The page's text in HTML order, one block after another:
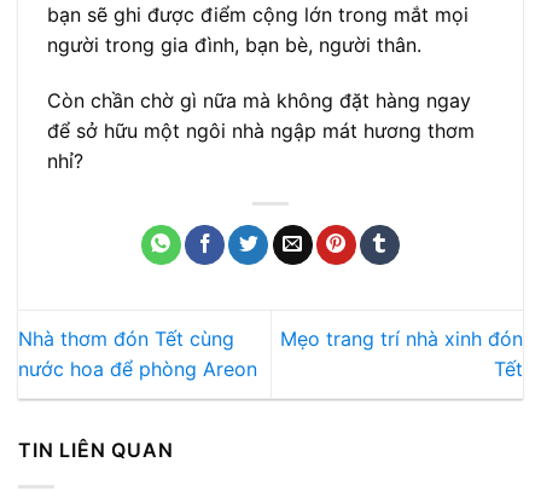
bạn sẽ ghi được điểm cộng lớn trong mắt mọi
người trong gia đình, bạn bè, người thân.
Còn chần chờ gì nữa mà không đặt hàng ngay
để sở hữu một ngôi nhà ngập mát hương thơm
nhỉ?
Nhà thơm đón Tết cùng
nước hoa để phòng Areon
Mẹo trang trí nhà xinh đón
Tết
TIN LIÊN QUAN